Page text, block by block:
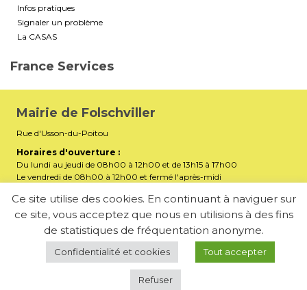
Infos pratiques
Signaler un problème
La CASAS
France Services
Mairie de Folschviller
Rue d'Usson-du-Poitou
Horaires d'ouverture :
Du lundi au jeudi de 08h00 à 12h00 et de 13h15 à 17h00
Le vendredi de 08h00 à 12h00 et fermé l'après-midi
Téléphone :03 87 29 32 90
E-mail : mairiefolschviller57730@gmail.com
Membre de la Communauté d’Agglomération Saint-Avold
Synergie
Politique de confidentialité
Ce site utilise des cookies. En continuant à naviguer sur
ce site, vous acceptez que nous en utilisions à des fins
de statistiques de fréquentation anonyme.
Confidentialité et cookies Tout accepter
Refuser